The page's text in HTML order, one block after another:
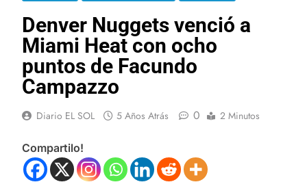
Denver Nuggets venció a
Miami Heat con ocho
puntos de Facundo
Campazzo
Diario EL SOL 5 Años Atrás 0 2 Minutos
Compartilo!